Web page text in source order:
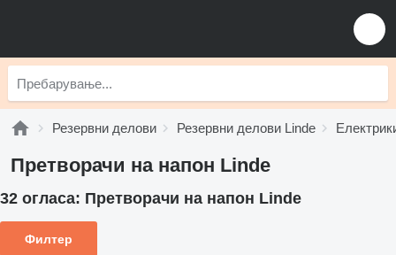
Резервни делови Резервни делови Linde
Претворачи на напон Linde
32 огласа: Претворачи на напон Linde
Филтер